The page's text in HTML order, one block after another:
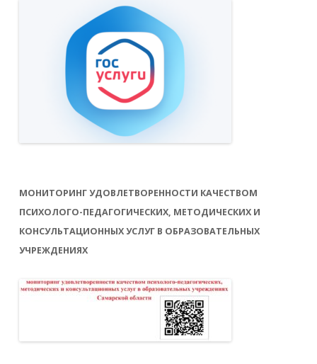
МОНИТОРИНГ УДОВЛЕТВОРЕННОСТИ КАЧЕСТВОМ
ПСИХОЛОГО-ПЕДАГОГИЧЕСКИХ, МЕТОДИЧЕСКИХ И
КОНСУЛЬТАЦИОННЫХ УСЛУГ В ОБРАЗОВАТЕЛЬНЫХ
УЧРЕЖДЕНИЯХ